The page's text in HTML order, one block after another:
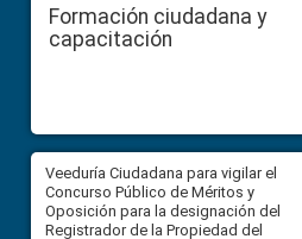
Formación ciudadana y
capacitación
Veeduría Ciudadana para vigilar el
Concurso Público de Méritos y
Oposición para la designación del
Registrador de la Propiedad del